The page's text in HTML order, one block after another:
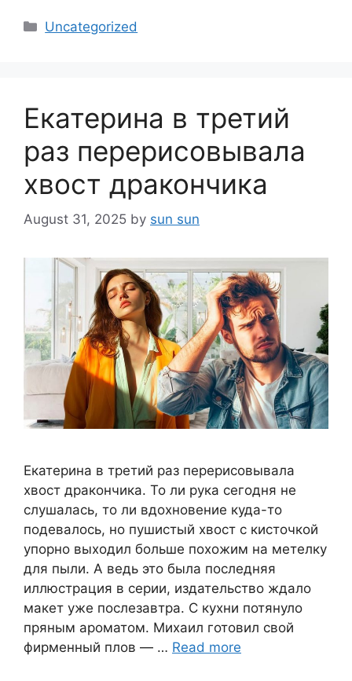
Categories
Uncategorized
Екатерина в третий
раз перерисовывала
хвост дракончика
August 31, 2025 by sun sun
Екатерина в третий раз перерисовывала
хвост дракончика. То ли рука сегодня не
слушалась, то ли вдохновение куда-то
подевалось, но пушистый хвост с кисточкой
упорно выходил больше похожим на метелку
для пыли. А ведь это была последняя
иллюстрация в серии, издательство ждало
макет уже послезавтра. С кухни потянуло
пряным ароматом. Михаил готовил свой
фирменный плов — … Read more